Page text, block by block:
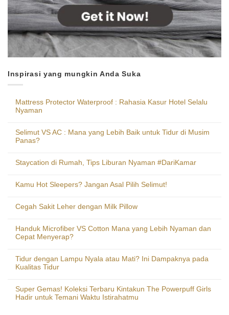
Inspirasi yang mungkin Anda Suka
Mattress Protector Waterproof : Rahasia Kasur Hotel Selalu
Nyaman
Selimut VS AC : Mana yang Lebih Baik untuk Tidur di Musim
Panas?
Staycation di Rumah, Tips Liburan Nyaman #DariKamar
Kamu Hot Sleepers? Jangan Asal Pilih Selimut!
Cegah Sakit Leher dengan Milk Pillow
Handuk Microfiber VS Cotton Mana yang Lebih Nyaman dan
Cepat Menyerap?
Tidur dengan Lampu Nyala atau Mati? Ini Dampaknya pada
Kualitas Tidur
Super Gemas! Koleksi Terbaru Kintakun The Powerpuff Girls
Hadir untuk Temani Waktu Istirahatmu